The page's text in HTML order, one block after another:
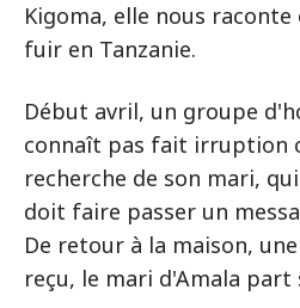
Kigoma, elle nous raconte
fuir en Tanzanie.
Début avril, un groupe
connaît pas fait irruption
recherche de son mari,
doit faire passer un
De retour à la maison,
reçu, le mari d'Amala part